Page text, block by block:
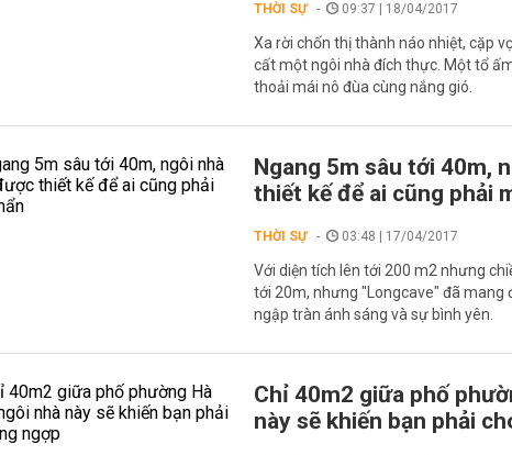
THỜI SỰ 09:37 | 18/04/2017
Xa rời chốn thị thành náo nhiệt, cặp
cất một ngôi nhà đích thực. Một tổ
thoải mái nô đùa cùng nắng gió.
Ngang 5m sâu tới 40m,
thiết kế để ai cũng phải
THỜI SỰ 03:48 | 17/04/2017
Với diện tích lên tới 200 m2 nhưng
tới 20m, nhưng "Longcave" đã mang
ngập tràn ánh sáng và sự bình yên.
Chỉ 40m2 giữa phố
này sẽ khiến bạn phải